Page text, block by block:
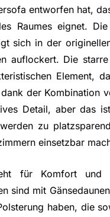
entworfen hat,
Raumes eignet.
sich in der
auflockert. Die
Element,
der Kombination
Detail, aber das
zu
einsetzbar
für Komfort und
sind mit
haben, die